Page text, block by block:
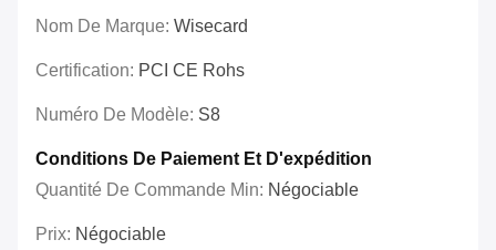
Nom De Marque: Wisecard
Certification: PCI CE Rohs
Numéro De Modèle: S8
Conditions De Paiement Et D'expédition
Quantité De Commande Min: Négociable
Prix: Négociable